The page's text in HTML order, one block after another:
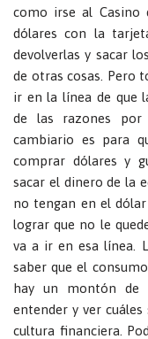
como irse al Casino
dólares con la
devolverlas y sacar
de otras cosas. Pero
ir en la línea de que
de las razones
cambiario es para
comprar dólares y
sacar el dinero de la
no tengan en el
lograr que no le
va a ir en esa línea.
saber que el
hay un montón de
entender y ver
cultura financiera.